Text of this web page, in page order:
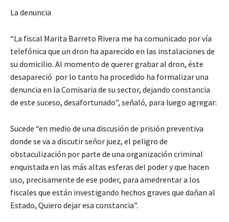
La denuncia
“La fiscal Marita Barreto Rivera me ha comunicado por vía
telefónica que un dron ha aparecido en las instalaciones de
su domicilio. Al momento de querer grabar al dron, éste
desapareció por lo tanto ha procedido ha formalizar una
denuncia en la Comisaria de su sector, dejando constancia
de este suceso, desafortunado”, señaló, para luego agregar:
Sucede “en medio de una discusión de prisión preventiva
donde se va a discutir señor juez, el peligro de
obstaculización por parte de una organización criminal
enquistada en las más altas esferas del poder y que hacen
uso, precisamente de ese poder, para amedrentar a los
fiscales que están investigando hechos graves que dañan al
Estado, Quiero dejar esa constancia”.